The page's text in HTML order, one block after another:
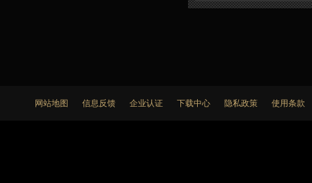
网站地图 信息反馈 企业认证 下载中心 隐私政策 使用条款